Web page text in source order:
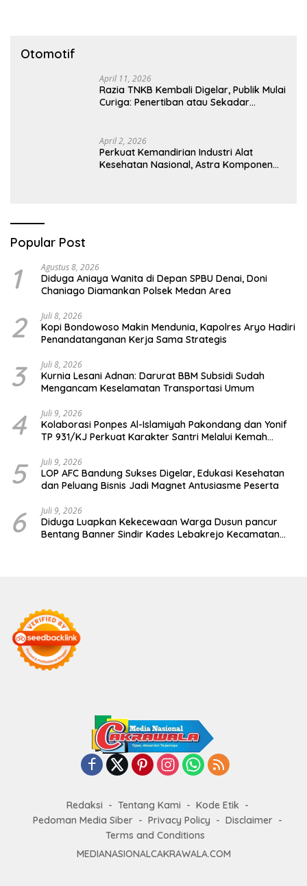
Otomotif
April 11, 2026
Razia TNKB Kembali Digelar, Publik Mulai
Curiga: Penertiban atau Sekadar
April 2, 2026
Perkuat Kemandirian Industri Alat
Kesehatan Nasional, Astra Komponen
Popular Post
1 Agustus 8, 2026
Diduga Aniaya Wanita di Depan SPBU Denai, Doni
Chaniago Diamankan Polsek Medan Area
2 Juli 8, 2026
Kopi Bondowoso Makin Mendunia, Kapolres Aryo Hadiri
Penandatanganan Kerja Sama Strategis
3 Juli 8, 2026
Kurnia Lesani Adnan: Darurat BBM Subsidi Sudah
Mengancam Keselamatan Transportasi Umum
4 Juli 9, 2026
Kolaborasi Ponpes Al-Islamiyah Pakondang dan Yonif
TP 931/KJ Perkuat Karakter Santri Melalui Kemah
5 Juli 9, 2026
LOP AFC Bandung Sukses Digelar, Edukasi Kesehatan
dan Peluang Bisnis Jadi Magnet Antusiasme Peserta
6 Juli 9, 2026
Diduga Luapkan Kekecewaan Warga Dusun pancur
Bentang Banner Sindir Kades Lebakrejo Kecamatan
Redaksi Tentang Kami
Kode Etik
Pedoman Media Siber
Privacy Policy
Disclaimer
Terms and Conditions
MEDIANASIONALCAKRAWALA.COM